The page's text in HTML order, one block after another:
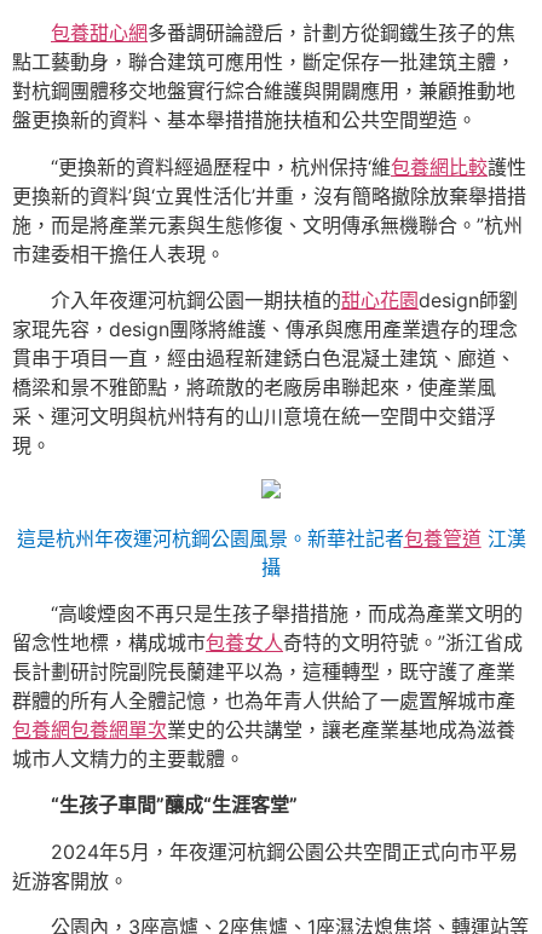
包養甜心網多番調研論證后，計劃方從鋼鐵生孩子的焦
點工藝動身，聯合建筑可應用性，斷定保存一批建筑主體，
對杭鋼團體移交地盤實行綜合維護與開闢應用，兼顧推動地
盤更換新的資料、基本舉措措施扶植和公共空間塑造。
“更換新的資料經過歷程中，杭州保持‘維包養網比較護性
更換新的資料’與‘立異性活化’并重，沒有簡略撤除放棄舉措措
施，而是將產業元素與生態修復、文明傳承無機聯合。”杭州
市建委相干擔任人表現。
介入年夜運河杭鋼公園一期扶植的甜心花園design師劉
家琨先容，design團隊將維護、傳承與應用產業遺存的理念
貫串于項目一直，經由過程新建銹白色混凝土建筑、廊道、
橋梁和景不雅節點，將疏散的老廠房串聯起來，使產業風
采、運河文明與杭州特有的山川意境在統一空間中交錯浮
現。
這是杭州年夜運河杭鋼公園風景。新華社記者包養管道江漢
攝
“高峻煙囪不再只是生孩子舉措措施，而成為產業文明的
留念性地標，構成城市包養女人奇特的文明符號。”浙江省成
長計劃研討院副院長蘭建平以為，這種轉型，既守護了產業
群體的所有人全體記憶，也為年青人供給了一處置解城市產
包養網包養網單次業史的公共講堂，讓老產業基地成為滋養
城市人文精力的主要載體。
“生孩子車間”釀成“生涯客堂”
2024年5月，年夜運河杭鋼公園公共空間正式向市平易
近游客開放。
公園內，3座高爐、2座焦爐、1座濕法熄焦塔、轉運站等